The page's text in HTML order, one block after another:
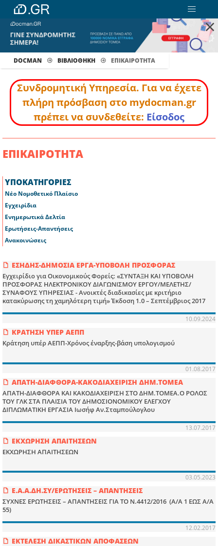
×
DOCMAN ΒΙΒΛΙΟΘΗΚΗ ΕΠΙΚΑΙΡΟΤΗΤΑ
Συνδρομητική Υπηρεσία. Για να έχετε
πλήρη πρόσβαση στο mydocman.gr
πρέπει να συνδεθείτε: Είσοδος
ΕΠΙΚΑΙΡΟΤΗΤΑ
ΕΣΗΔΗΣ-ΔΗΜΟΣΙΑ ΕΡΓΑ-ΥΠΟΒΟΛΗ ΠΡΟΣΦΟΡΑΣ
Εγχειρίδιο για Οικονομικούς Φορείς: «ΣΥΝΤΑΞΗ ΚΑΙ ΥΠΟΒΟΛΗ
ΠΡΟΣΦΟΡΑΣ ΗΛΕΚΤΡΟΝΙΚΟΥ ΔΙΑΓΩΝΙΣΜΟΥ ΕΡΓΟΥ/ΜΕΛΕΤΗΣ/
ΣΥΝΑΦΟΥΣ ΥΠΗΡΕΣΙΑΣ - Ανοικτές διαδικασίες με κριτήριο
κατακύρωσης τη χαμηλότερη τιμή» Έκδοση 1.0 – Σεπτέμβριος 2017
10.09.2024
ΚΡΑΤΗΣΗ ΥΠΕΡ ΑΕΠΠ
Κράτηση υπέρ ΑΕΠΠ-Χρόνος έναρξης-βάση υπολογισμού
01.08.2017
ΑΠΑΤΗ-ΔΙΑΦΘΟΡΑ-ΚΑΚΟΔΙΑΧΕΙΡΙΣΗ ΔΗΜ.ΤΟΜΕΑ
ΑΠΑΤΗ-ΔΙΑΦΘΟΡΑ ΚΑΙ ΚΑΚΟΔΙΑΧΕΙΡΙΣΗ ΣΤΟ ΔΗΜ.ΤΟΜΕΑ.Ο ΡΟΛΟΣ
ΤΟΥ ΓΛΚ ΣΤΑ ΠΛΑΙΣΙΑ ΤΟΥ ΔΗΜΟΣΙΟΝΟΜΙΚΟΥ ΕΛΕΓΧΟΥ
ΔΙΠΛΩΜΑΤΙΚΗ ΕΡΓΑΣΙΑ Ιωσήφ Αν.Σταμπούλογλου
13.07.2017
ΕΚΧΩΡΗΣΗ ΑΠΑΙΤΗΣΕΩΝ
ΕΚΧΩΡΗΣΗ ΑΠΑΙΤΗΣΕΩΝ
03.05.2023
Ε.Α.Α.ΔΗ.ΣΥ/ΕΡΩΤΗΣΕΙΣ – ΑΠΑΝΤΗΣΕΙΣ
ΣΥΧΝΕΣ ΕΡΩΤΗΣΕΙΣ – ΑΠΑΝΤΗΣΕΙΣ ΓΙΑ ΤΟ Ν.4412/2016 (Α/Α 1 ΕΩΣ Α/Α
55)
12.02.2017
ΕΚΤΕΛΕΣΗ ΔΙΚΑΣΤΙΚΩΝ ΑΠΟΦΑΣΕΩΝ
ΥΠΟΚΑΤΗΓΟΡΙΕΣ
Νέο Νομοθετικό Πλαίσιο
Εγχειρίδια
Ενημερωτικά Δελτία
Ερωτήσεις-Απαντήσεις
Ανακοινώσεις